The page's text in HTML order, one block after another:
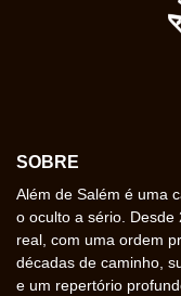
SOBRE
Além de Salém é uma
o oculto a sério.
real, com uma ordem
décadas de caminho,
e um repertório